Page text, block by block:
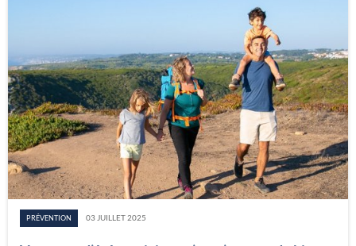
PRÉVENTION 03 JUILLET 2025